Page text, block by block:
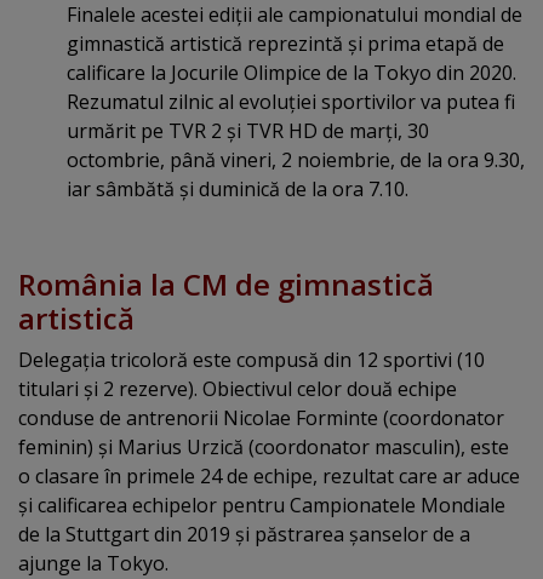
Finalele acestei ediţii ale campionatului mondial de
gimnastică artistică reprezintă şi prima etapă de
calificare la Jocurile Olimpice de la Tokyo din 2020.
Rezumatul zilnic al evoluţiei sportivilor va putea fi
urmărit pe TVR 2 şi TVR HD de marţi, 30
octombrie, până vineri, 2 noiembrie, de la ora 9.30,
iar sâmbătă şi duminică de la ora 7.10.
România la CM de gimnastică
artistică
Delegaţia tricoloră este compusă din 12 sportivi (10
titulari şi 2 rezerve). Obiectivul celor două echipe
conduse de antrenorii Nicolae Forminte (coordonator
feminin) şi Marius Urzică (coordonator masculin), este
o clasare în primele 24 de echipe, rezultat care ar aduce
şi calificarea echipelor pentru Campionatele Mondiale
de la Stuttgart din 2019 şi păstrarea şanselor de a
ajunge la Tokyo.